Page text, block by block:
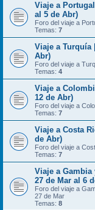
Viaje a
al 5 de Abr)
Foro del viaje a
Temas: 7
Viaje a Turquía
Abr)
Foro del viaje a
Temas: 4
Viaje a
12 de Abr)
Foro del viaje a
Temas: 7
Viaje a Costa
de Abr)
Foro del viaje a
Temas: 7
Viaje a Gambia
27 de Mar al 6
Foro del viaje a
27 de Mar
Temas: 8